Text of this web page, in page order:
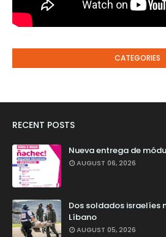
CATEGORIES
RECENT POSTS
Nueva entrega de
AUGUST 06, 2026
Dos soldados israelíes
Líbano
AUGUST 05, 2026